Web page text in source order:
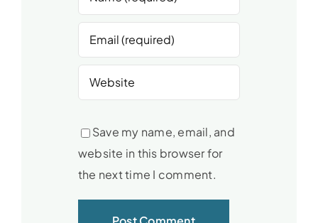
Save my name, email, and
website in this browser for
the next time I comment.